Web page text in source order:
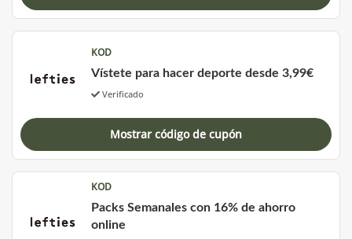
KOD
Vístete para hacer deporte desde 3,99€
Verificado
Mostrar código de cupón
KOD
Packs Semanales con 16% de ahorro
online